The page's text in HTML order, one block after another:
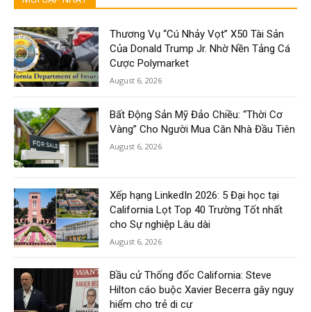
Thương Vụ “Cú Nhảy Vọt” X50 Tài Sản
Của Donald Trump Jr. Nhờ Nền Tảng Cá
Cược Polymarket
August 6, 2026
Bất Động Sản Mỹ Đảo Chiều: “Thời Cơ
Vàng” Cho Người Mua Căn Nhà Đầu Tiên
August 6, 2026
Xếp hạng LinkedIn 2026: 5 Đại học tại
California Lọt Top 40 Trường Tốt nhất
cho Sự nghiệp Lâu dài
August 6, 2026
Bầu cử Thống đốc California: Steve
Hilton cáo buộc Xavier Becerra gây nguy
hiểm cho trẻ di cư